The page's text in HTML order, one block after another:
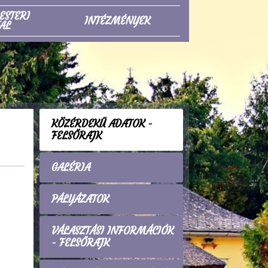
INTÉZMÉNYEK
KÖZÉRDEKŰ ADATOK -
FELSŐRAJK
GALÉRIA
PÁLYÁZATOK
VÁLASZTÁSI INFORMÁCIÓK
- FELSŐRAJK